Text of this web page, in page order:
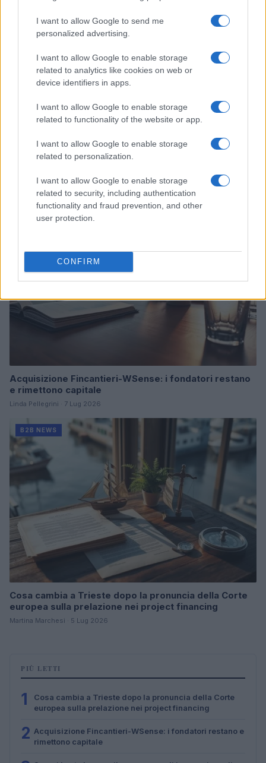
I want to allow Google to send me
personalized advertising.
I want to allow Google to enable storage
related to analytics like cookies on web or
device identifiers in apps.
I want to allow Google to enable storage
related to functionality of the website or app.
I want to allow Google to enable storage
related to personalization.
I want to allow Google to enable storage
related to security, including authentication
functionality and fraud prevention, and other
user protection.
CONFIRM
Ripensare le tecnologie umanitarie oltre i criteri dei
Martina Marchesi · 10 Lug 2026
Acquisizione Fincantieri-WSense: i fondatori restano
e rimettono capitale
Linda Pellegrini · 7 Lug 2026
B2B NEWS
Cosa cambia a Trieste dopo la pronuncia della Corte
europea sulla prelazione nei project financing
Martina Marchesi · 5 Lug 2026
PIÙ LETTI
1
Cosa cambia a Trieste dopo la pronuncia della Corte
europea sulla prelazione nei project financing
2 Acquisizione Fincantieri-WSense: i fondatori restano e
rimettono capitale